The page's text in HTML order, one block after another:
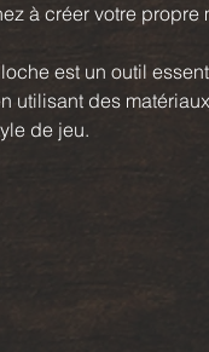
à créer votre
est un outil
utilisant des
de jeu.